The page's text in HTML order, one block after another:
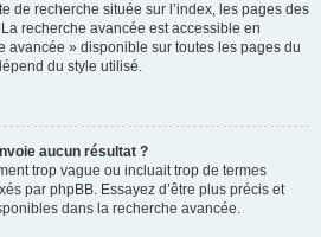
de recherche située sur l’index, les pages des
recherche avancée est accessible en
avancée » disponible sur toutes les pages du
du style utilisé.
aucun résultat ?
trop vague ou incluait trop de termes
par phpBB. Essayez d’être plus précis et
dans la recherche avancée.